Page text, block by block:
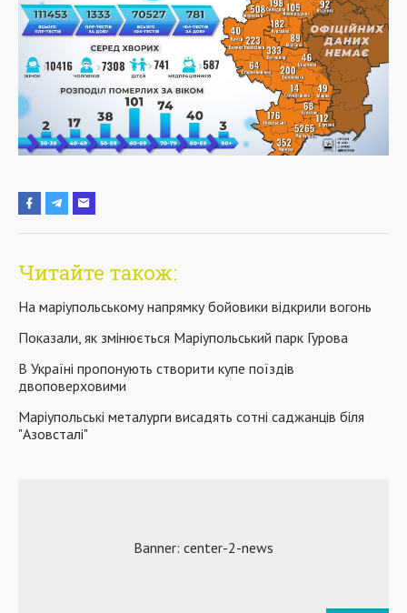
Читайте також:
На маріупольському напрямку бойовики відкрили вогонь
Показали, як змінюється Маріупольський парк Гурова
В Україні пропонують створити купе поїздів
двоповерховими
Маріупольські металурги висадять сотні саджанців біля
"Азовсталі"